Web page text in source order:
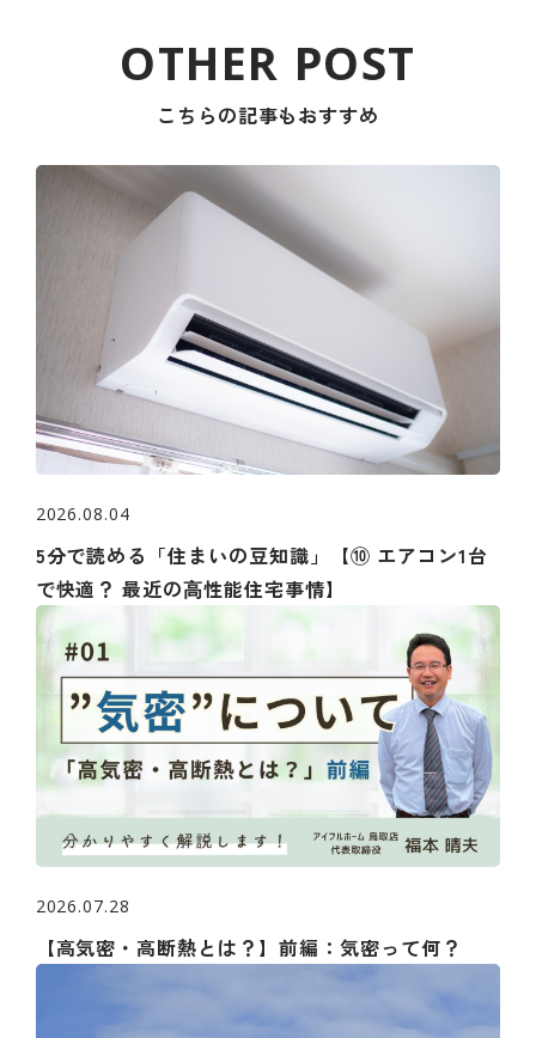
こちらの記事もおすすめ
2026.08.04
5分で読める「住まいの豆知識」【⑩ エアコン1台
で快適？ 最近の⾼性能住宅事情】
2026.07.28
【高気密・高断熱とは？】前編：気密って何？